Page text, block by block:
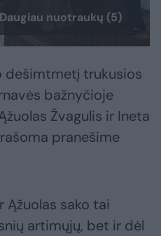
Daugiau nuotraukų (5)
dešimtmetį trukusios
bažnyčioje
Žvagulis ir Ineta
pranešime
Ąžuolas sako tai
artimųjų, bet ir dėl